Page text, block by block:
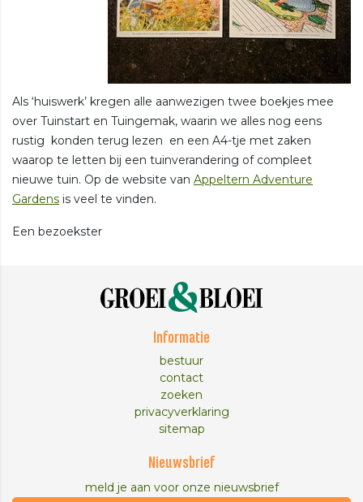
Als ‘huiswerk’ kregen alle aanwezigen twee boekjes mee
over Tuinstart en Tuingemak, waarin we alles nog eens
rustig konden terug lezen en een A4-tje met zaken
waarop te letten bij een tuinverandering of compleet
nieuwe tuin. Op de website van Appeltern Adventure
Gardens is veel te vinden.
Een bezoekster
Informatie
bestuur
contact
zoeken
privacyverklaring
sitemap
Nieuwsbrief
meld je aan voor onze nieuwsbrief